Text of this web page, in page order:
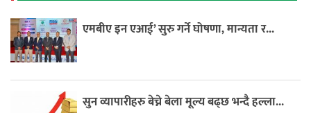
एमबीए इन एआई’ सुरु गर्ने घोषणा, मान्यता र...
सुन व्यापारीहरु बेच्ने बेला मूल्य बढ्छ भन्दै हल्ला...